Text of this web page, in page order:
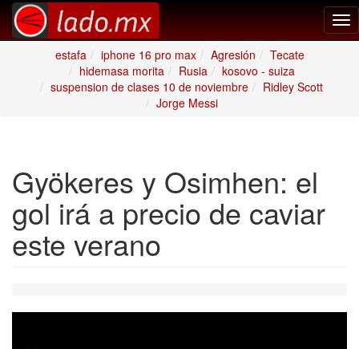
estafa
iphone 16 pro max Agresión
Tecate
hidemasa morita
Rusia
kosovo - suiza
suspension de clases 10 de noviembre
Ridley Scott
Jorge Messi
Gyökeres y Osimhen: el
gol irá a precio de caviar
este verano